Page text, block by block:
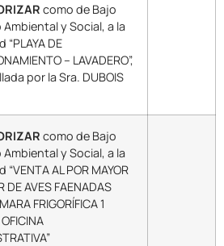
como de Bajo
y Social, a la
DE
– LAVADERO”,
por la Sra. DUBOIS
como de Bajo
y Social, a la
AL POR MAYOR
DE AVES FAENADAS
FRIGORÍFICA 1